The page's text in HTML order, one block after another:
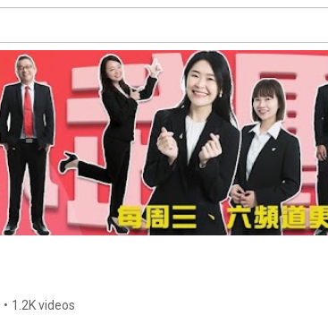
• 1.2K videos